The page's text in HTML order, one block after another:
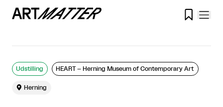

Udstilling HEART – Herning Museum of Contemporary Art
 Herning